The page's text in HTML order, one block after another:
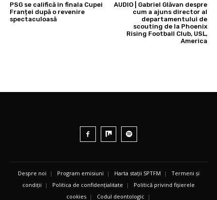
PSG se califică în finala Cupei
Franței după o revenire
spectaculoasă
AUDIO | Gabriel Glăvan despre
cum a ajuns director al
departamentului de
scouting de la Phoenix
Rising Football Club, USL,
America
Despre noi | Program emisiuni | Harta stații SPTFM | Termeni și
condiții | Politica de confidențialitate | Politică privind fișierele
cookies | Codul deontologic |